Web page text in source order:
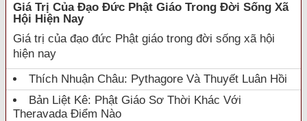
Giá Trị Của Đạo Đức Phật Giáo Trong Đời Sống Xã
Hội Hiện Nay
Giá trị của đạo đức Phật giáo trong đời sống xã hội
hiện nay
Thích Nhuận Châu: Pythagore Và Thuyết Luân Hồi
Bản Liệt Kê: Phật Giáo Sơ Thời Khác Với
Theravada Điểm Nào